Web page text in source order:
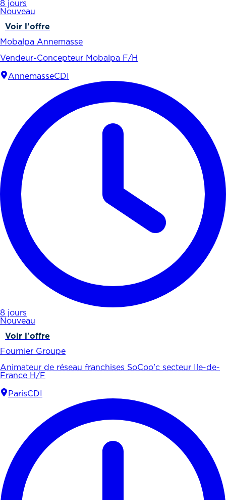
8 jours
Nouveau
Voir l'offre
Mobalpa Annemasse
Vendeur-Concepteur Mobalpa F/H
AnnemasseCDI
8 jours
Nouveau
Voir l'offre
Fournier Groupe
Animateur de réseau franchises SoCoo'c secteur Ile-de-
France H/F
ParisCDI